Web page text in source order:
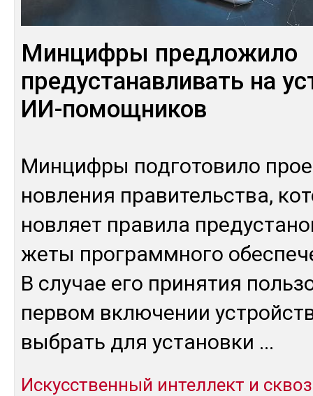
Минцифры предложило
предустанавливать на
ИИ-помощников
Мин­циф­ры под­го­тови­ло
нов­ле­ния пра­витель­ства,
нов­ляет пра­вила
же­ты прог­рам­мно­го
В слу­чае его при­нятия
пер­вом вклю­чении
выб­рать для ус­та­нов­ки ...
Искусственный интеллект и